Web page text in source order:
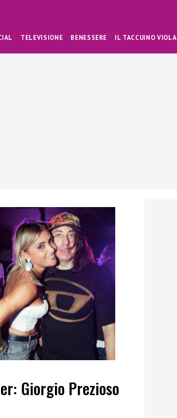
TELEVISIONE BENESSERE IL TACCUINO VIOLA
Giorgio Prezioso